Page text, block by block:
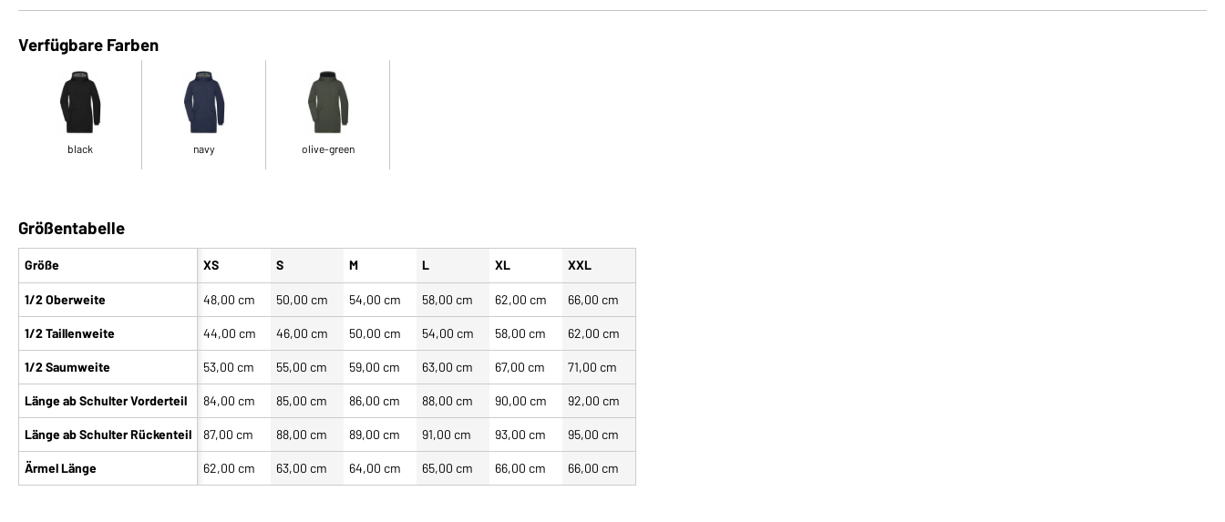
Verfügbare Farben
black navy olive-green
Größentabelle
Größe
1/2 Oberweite
1/2 Taillenweite
1/2 Saumweite
Länge ab Schulter Vorderteil
Länge ab Schulter Rückenteil
Ärmel Länge
XS S M L XL XXL
48,00 cm 50,00 cm 54,00 cm 58,00 cm 62,00 cm 66,00 cm
44,00 cm 46,00 cm 50,00 cm 54,00 cm 58,00 cm 62,00 cm
53,00 cm 55,00 cm 59,00 cm 63,00 cm 67,00 cm 71,00 cm
84,00 cm 85,00 cm 86,00 cm 88,00 cm 90,00 cm 92,00 cm
87,00 cm 88,00 cm 89,00 cm 91,00 cm 93,00 cm 95,00 cm
62,00 cm 63,00 cm 64,00 cm 65,00 cm 66,00 cm 66,00 cm